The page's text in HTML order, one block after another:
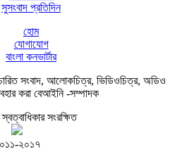
সুসংবাদ প্রতিদিন
হোম
যোগাযোগ
বাংলা কনভার্টার
সংবাদ, আলোকচিত্র, ভিডিওচিত্র, অডিও
করা বেআইনি -সম্পাদক
সংরক্ষিত
২০১৭